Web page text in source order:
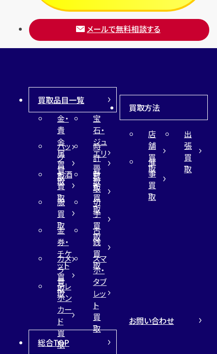
メールで無料相談する
買取品目一覧
金・
貴
金
属
買
取
宝
石・
ジュ
エリ
ー
買
取
バッ
グ
買
取
時
計
買
取
お酒
買
取
財
布
買
取
服
買
取
切
手
買
取
金
券・
チケ
ット
買
取
古
銭
買
取
カメ
ラ
買
取
スマ
ホ・
タブ
レッ
ト
買
取
テレ
ホン
カー
ド
買
取
買取方法
店
舗
買
取
出
張
買
取
催
事
買
取
総合TOP
お問い合わせ